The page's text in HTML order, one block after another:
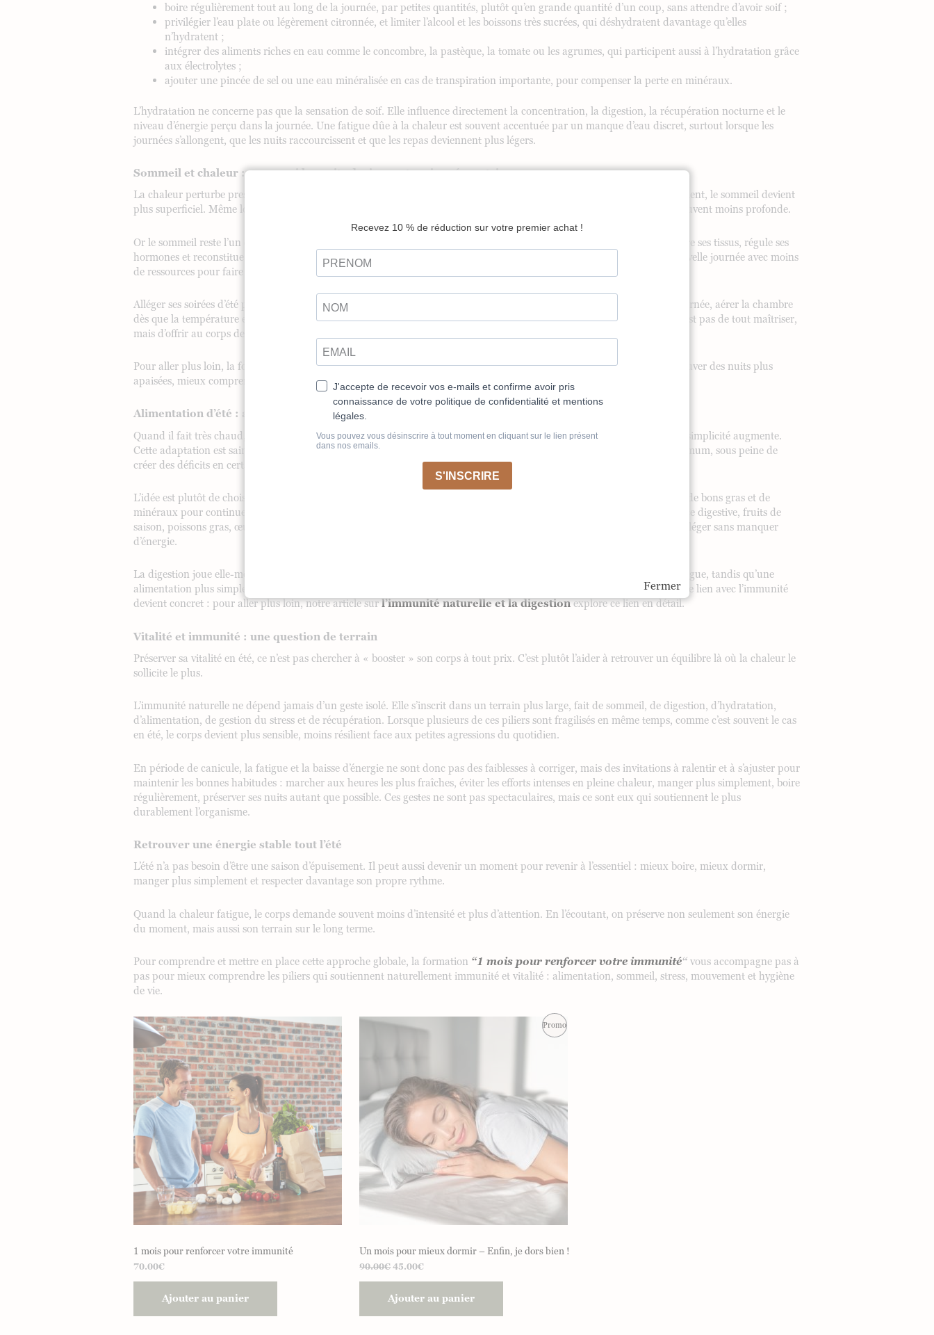
boire régulièrement tout au long de la journée, par petites quantités, plutôt qu’en grande quantité d’un coup, sans attendre d’avoir soif ;
privilégier l’eau plate ou légèrement citronnée, et limiter l’alcool et les boissons très sucrées, qui déshydratent davantage qu’elles
n’hydratent ;
intégrer des aliments riches en eau comme le concombre, la pastèque, la tomate ou les agrumes, qui participent aussi à l’hydratation grâce
aux électrolytes ;
ajouter une pincée de sel ou une eau minéralisée en cas de transpiration importante, pour compenser la perte en minéraux.
L’hydratation ne concerne pas que la sensation de soif. Elle influence directement la concentration, la digestion, la récupération nocturne et le
niveau d’énergie perçu dans la journée. Une fatigue dûe à la chaleur est souvent accentuée par un manque d’eau discret, surtout lorsque les
journées s’allongent, que les nuits raccourcissent et que les repas deviennent plus légers.
Sommeil et chaleur : pourquoi les nuits deviennent moins réparatrices
La chaleur perturbe presque toujours le sommeil. L’endormissement prend plus de temps, les réveils nocturnes se multiplient, le sommeil devient
plus superficiel. Même lorsque le nombre d’heures dormies semble correct sur le papier, la récupération réelle, elle, est souvent moins profonde.
Or le sommeil reste l’un des grands piliers de la vitalité et de l’immunité naturelle. C’est pendant la nuit que le corps répare ses tissus, régule ses
hormones et reconstitue ses réserves d’énergie. Quand cette phase devient moins efficace, l’organisme aborde chaque nouvelle journée avec moins
de ressources pour faire face aux sollicitations.
Alléger ses soirées d’été peut réellement faire la différence : dîner plus tôt et plus léger, ralentir sur les écrans en fin de journée, aérer la chambre
dès que la température extérieure baisse, créer une ambiance plus fraîche et plus calme avant de se coucher. L’objectif n’est pas de tout maîtriser,
mais d’offrir au corps de meilleures conditions pour récupérer.
Pour aller plus loin, la formation “Un mois pour mieux dormir”propose un accompagnement progressif pour retrouver des nuits plus
apaisées, mieux comprendre son sommeil et installer des rituels favorables à une récupération plus profonde.
Alimentation d’été : alléger les repas en évitant les carences
Quand il fait très chaud, l’appétit change presque naturellement. L’envie de plats riches diminue, celle de fraîcheur et de simplicité augmente.
Cette adaptation est saine. Mais alléger son alimentation ne doit pas signifier réduire ses apports essentiels au strict minimum, sous peine de
créer des déficits en certains apports nutritionnels. Voire des carences si le manque est prolongé.
L’idée est plutôt de choisir des repas digestes, colorés et suffisamment denses en nutriments : suffisamment de protéines, de bons gras et de
minéraux pour continuer à nourrir le corps sans le surcharger. Salades complètes, légumes crus ou cuits selon la tolérance digestive, fruits de
saison, poissons gras, œufs, légumineuses bien préparées, huiles de qualité : ce sont ces repas-là qui permettent de rester léger sans manquer
d’énergie.
La digestion joue elle-même un rôle central dans le niveau d’énergie perçu. Un système digestif surchargé accentue la fatigue, tandis qu’une
alimentation plus simple et mieux adaptée à la saison aide à retrouver une sensation de légèreté réelle. C’est aussi là que le lien avec l’immunité
devient concret : pour aller plus loin, notre article sur l’immunité naturelle et la digestionexplore ce lien en détail.
Vitalité et immunité : une question de terrain
Préserver sa vitalité en été, ce n’est pas chercher à « booster » son corps à tout prix. C’est plutôt l’aider à retrouver un équilibre là où la chaleur le
sollicite le plus.
L’immunité naturelle ne dépend jamais d’un geste isolé. Elle s’inscrit dans un terrain plus large, fait de sommeil, de digestion, d’hydratation,
d’alimentation, de gestion du stress et de récupération. Lorsque plusieurs de ces piliers sont fragilisés en même temps, comme c’est souvent le cas
en été, le corps devient plus sensible, moins résilient face aux petites agressions du quotidien.
En période de canicule, la fatigue et la baisse d’énergie ne sont donc pas des faiblesses à corriger, mais des invitations à ralentir et à s’ajuster pour
maintenir les bonnes habitudes : marcher aux heures les plus fraîches, éviter les efforts intenses en pleine chaleur, manger plus simplement, boire
régulièrement, préserver ses nuits autant que possible. Ces gestes ne sont pas spectaculaires, mais ce sont eux qui soutiennent le plus
durablement l’organisme.
Retrouver une énergie stable tout l’été
L’été n’a pas besoin d’être une saison d’épuisement. Il peut aussi devenir un moment pour revenir à l’essentiel : mieux boire, mieux dormir,
manger plus simplement et respecter davantage son propre rythme.
Quand la chaleur fatigue, le corps demande souvent moins d’intensité et plus d’attention. En l’écoutant, on préserve non seulement son énergie
du moment, mais aussi son terrain sur le long terme.
Pour comprendre et mettre en place cette approche globale, la formation “1 mois pour renforcer votre immunité“ vous accompagne pas à
pas pour mieux comprendre les piliers qui soutiennent naturellement immunité et vitalité : alimentation, sommeil, stress, mouvement et hygiène
de vie.
1 mois pour renforcer votre immunité
70.00€
Ajouter au panier
PromoProduit
Un mois pour mieux dormir – Enfin, je dors bien !
90.00€Le
était :
45.00€
est :
Ajouter au panier
Fermer